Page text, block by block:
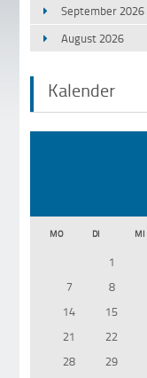
September 2026
August 2026
Kalender
MO DI MI
1
7
8
14
15
21
22
28
29